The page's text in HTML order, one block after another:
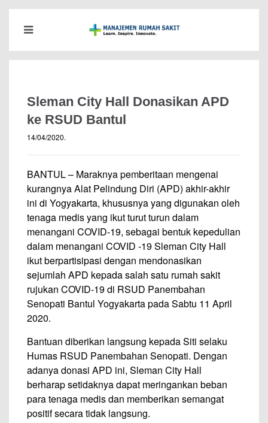
Sleman City Hall Donasikan APD
ke RSUD Bantul
14/04/2020.
BANTUL – Maraknya pemberitaan mengenai
kurangnya Alat Pelindung Diri (APD) akhir-akhir
ini di Yogyakarta, khususnya yang digunakan oleh
tenaga medis yang ikut turut turun dalam
menangani COVID-19, sebagai bentuk kepedulian
dalam menangani COVID -19 Sleman City Hall
ikut berpartisipasi dengan mendonasikan
sejumlah APD kepada salah satu rumah sakit
rujukan COVID-19 di RSUD Panembahan
Senopati Bantul Yogyakarta pada Sabtu 11 April
2020.
Bantuan diberikan langsung kepada Siti selaku
Humas RSUD Panembahan Senopati. Dengan
adanya donasi APD ini, Sleman City Hall
berharap setidaknya dapat meringankan beban
para tenaga medis dan memberikan semangat
positif secara tidak langsung.